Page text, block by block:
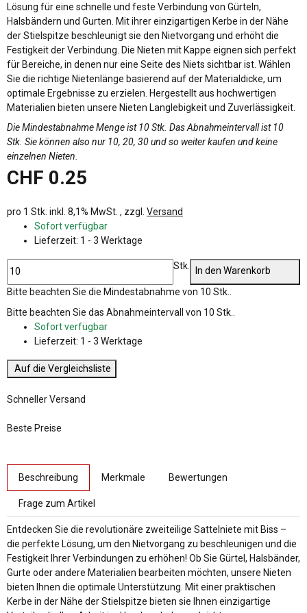
Lösung für eine schnelle und feste Verbindung von Gürteln,
Halsbändern und Gurten. Mit ihrer einzigartigen Kerbe in der Nähe
der Stielspitze beschleunigt sie den Nietvorgang und erhöht die
Festigkeit der Verbindung. Die Nieten mit Kappe eignen sich perfekt
für Bereiche, in denen nur eine Seite des Niets sichtbar ist. Wählen
Sie die richtige Nietenlänge basierend auf der Materialdicke, um
optimale Ergebnisse zu erzielen. Hergestellt aus hochwertigen
Materialien bieten unsere Nieten Langlebigkeit und Zuverlässigkeit.
Die Mindestabnahme Menge ist 10 Stk. Das Abnahmeintervall ist 10
Stk. Sie können also nur 10, 20, 30 und so weiter kaufen und keine
einzelnen Nieten.
CHF 0.25
pro 1 Stk. inkl. 8,1% MwSt. , zzgl. Versand
Sofort verfügbar
Lieferzeit: 1 - 3 Werktage
Stk.
In den Warenkorb
xBitte beachten Sie die Mindestabnahme von 10 Stk..
Bitte beachten Sie das Abnahmeintervall von 10 Stk..
Sofort verfügbar
Lieferzeit: 1 - 3 Werktage
Auf die Vergleichsliste
Schneller Versand
Beste Preise
Beschreibung Merkmale Bewertungen
Frage zum Artikel
Entdecken Sie die revolutionäre zweiteilige Sattelniete mit Biss –
die perfekte Lösung, um den Nietvorgang zu beschleunigen und die
Festigkeit Ihrer Verbindungen zu erhöhen! Ob Sie Gürtel, Halsbänder,
Gurte oder andere Materialien bearbeiten möchten, unsere Nieten
bieten Ihnen die optimale Unterstützung. Mit einer praktischen
Kerbe in der Nähe der Stielspitze bieten sie Ihnen einzigartige